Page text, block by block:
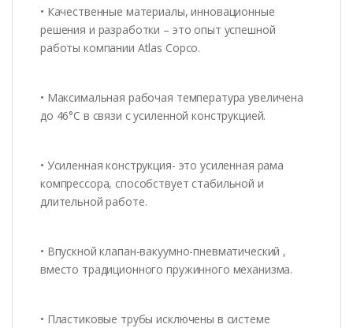
• Качественные материалы, инновационные
решения и разработки – это опыт успешной
работы компании Atlas Copco.
• Максимальная рабочая температура увеличена
до 46°C в связи с усиленной конструкцией.
• Усиленная конструкция- это усиленная рама
компрессора, способствует стабильной и
длительной работе.
• Впускной клапан-вакуумно-пневматический ,
вместо традиционного пружинного механизма.
• Пластиковые трубы исключены в системе